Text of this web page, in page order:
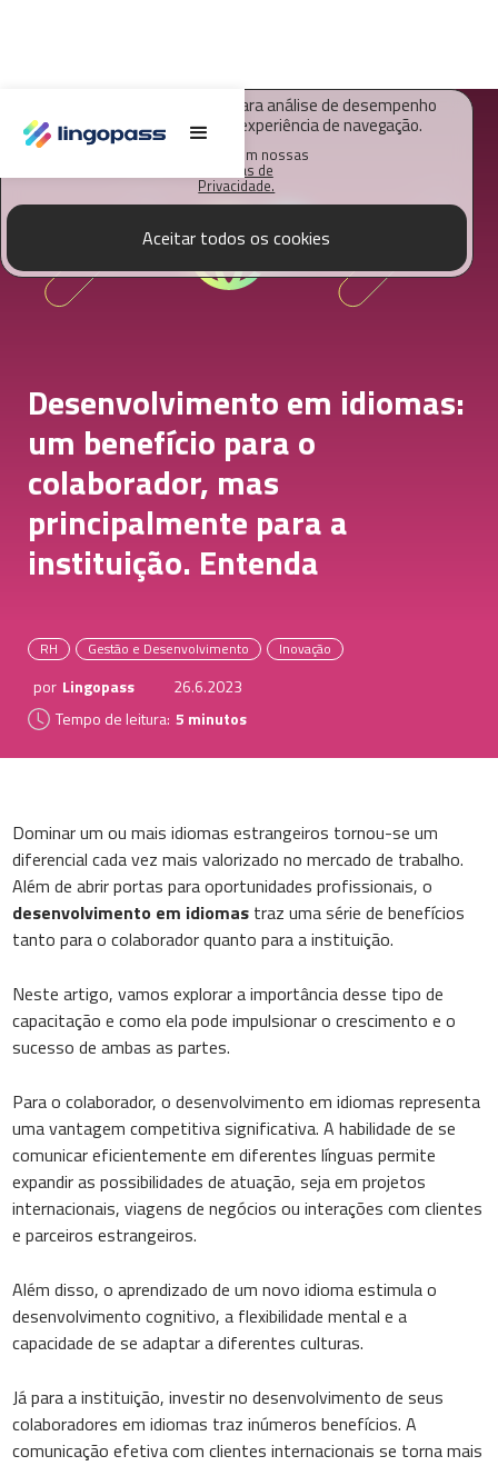
O Lingopass utiliza cookies para análise de desempenho
deste site e melhorar sua experiência de navegação.
Saiba mais em nossas
Políticas de
Privacidade.
Aceitar todos os cookies
Desenvolvimento em idiomas:
um benefício para o
colaborador, mas
principalmente para a
instituição. Entenda
RH Gestão e Desenvolvimento Inovação
por Lingopass
26.6.2023
Tempo de leitura: 5 minutos
Dominar um ou mais idiomas estrangeiros tornou-se um
diferencial cada vez mais valorizado no mercado de trabalho.
Além de abrir portas para oportunidades profissionais, o
desenvolvimento em idiomas traz uma série de benefícios
tanto para o colaborador quanto para a instituição.
Neste artigo, vamos explorar a importância desse tipo de
capacitação e como ela pode impulsionar o crescimento e o
sucesso de ambas as partes.
Para o colaborador, o desenvolvimento em idiomas representa
uma vantagem competitiva significativa. A habilidade de se
comunicar eficientemente em diferentes línguas permite
expandir as possibilidades de atuação, seja em projetos
internacionais, viagens de negócios ou interações com clientes
e parceiros estrangeiros.
Além disso, o aprendizado de um novo idioma estimula o
desenvolvimento cognitivo, a flexibilidade mental e a
capacidade de se adaptar a diferentes culturas.
Já para a instituição, investir no desenvolvimento de seus
colaboradores em idiomas traz inúmeros benefícios. A
comunicação efetiva com clientes internacionais se torna mais